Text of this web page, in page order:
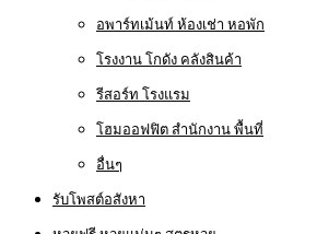
อพาร์ทเม้นท์ ห้องเช่า หอพัก
โรงงาน โกดัง คลังสินค้า
รีสอร์ท โรงแรม
โฮมออฟฟิต สำนักงาน พื้นที่
อื่นๆ
รับโพสต์อสังหา